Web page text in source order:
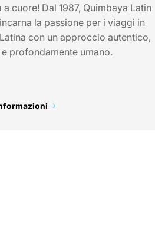
a cuore! Dal 1987, Quimbaya Latin
la passione per i viaggi in
con un approccio autentico,
profondamente umano.